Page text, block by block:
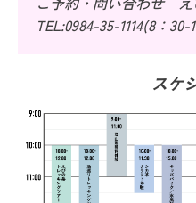
TEL:0984-35-1114(8：30-
スケ